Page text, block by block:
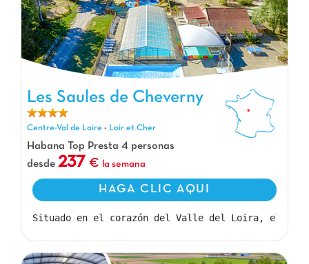
Les Saules de Cheverny, Camping Centre-Val de Loire
Les Saules de Cheverny
Centre-Val de Loire - Loir et Cher
Habana Top Presta 4 personas
desde 237 la semana
HAGA CLIC AQUI
Situado en el corazón del Valle del Loira, el